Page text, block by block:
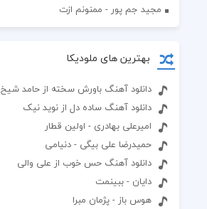
مجید جم پور - ممنونم ازت
بهترین های ملودیکا
دانلود آهنگ باورش سخته از حامد شیخ
دانلود آهنگ ساده دل از نوید نیک
امیرعلی بهادری - اولین قطار
حمیدرضا علی بیگی - دنیامی
دانلود آهنگ حس خوب از علی والی
دایان - ببینمت
هوس باز - پژمان مبرا